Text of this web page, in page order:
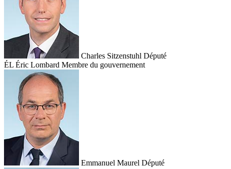
Charles Sitzenstuhl Député
ÉL Éric Lombard Membre du gouvernement
Emmanuel Maurel Député